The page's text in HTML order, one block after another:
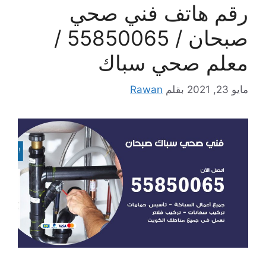
رقم هاتف فني صحي
صبحان / 55850065 /
معلم صحي سباك
مايو 23, 2021 بقلم Rawan